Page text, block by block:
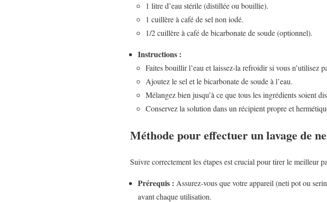
1 litre d’eau stérile (distillée ou bouillie).
1 cuillère à café de sel non iodé.
1/2 cuillère à café de bicarbonate de soude (optionnel).
Instructions :
Faites bouillir l’eau et laissez-la refroidir si vous n’utilisez
Ajoutez le sel et le bicarbonate de soude à l’eau.
Mélangez bien jusqu’à ce que tous les ingrédients soient
Conservez la solution dans un récipient propre et
Méthode pour effectuer un lavage de
Suivre correctement les étapes est crucial pour tirer le meilleur
Prérequis : Assurez-vous que votre appareil (neti pot ou
avant chaque utilisation.